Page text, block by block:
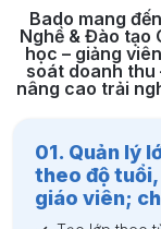
Bado mang
Nghề & Đào tạo
học – giảng
soát doanh thu
nâng cao trải
01. Quản lý
theo độ
giáo viên;